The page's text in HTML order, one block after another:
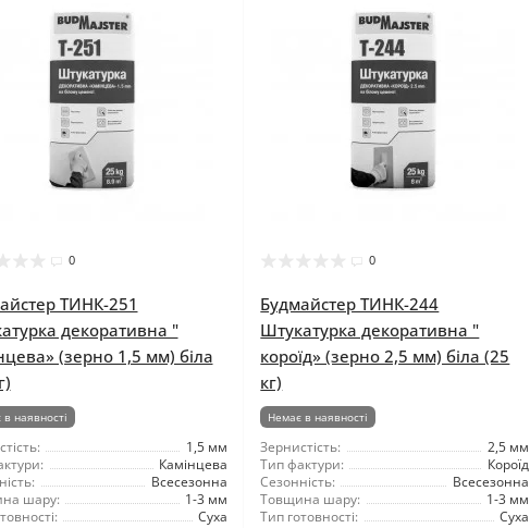
0
ТИНК-251
декоративна "
(зерно 1,5 мм) біла
наявності
1,5 мм
Камінцева
Всесезонна
шару:
1-3 мм
Суха
0
Будмайстер ТИНК-244
Штукатурка декоративна "
короїд» (зерно 2,5 мм) біла (25
кг)
Немає в наявності
Зернистість:
2,5 мм
Тип фактури:
Короїд
Сезонність:
Всесезонна
Товщина шару:
1-3 мм
Тип готовності:
Суха